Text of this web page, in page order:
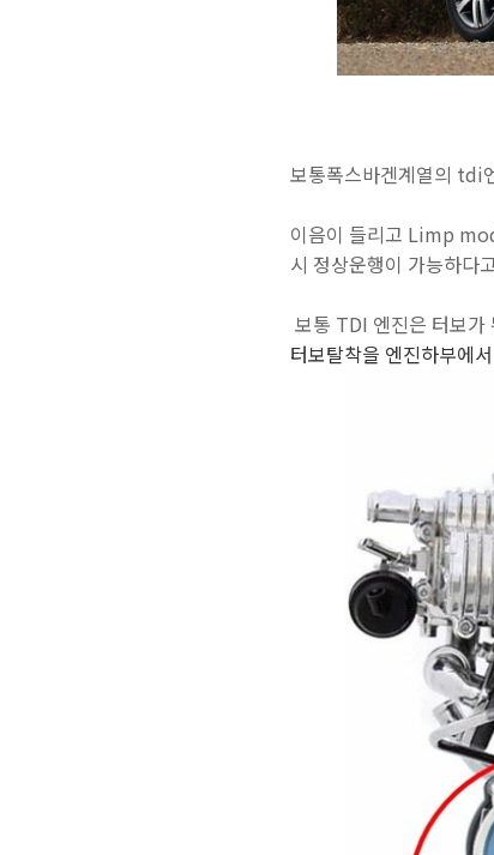
보통폭스바겐계열의 tdi
이음이 들리고 Limp
시 정상운행이 가능하다
보통 TDI 엔진은 터보가
터보탈착을 엔진하부에